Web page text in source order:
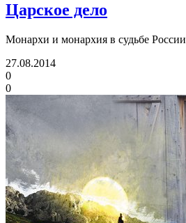
Царское дело
Монархи и монархия в судьбе России
27.08.2014
0
0